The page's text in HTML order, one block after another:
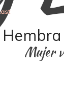
Mujer